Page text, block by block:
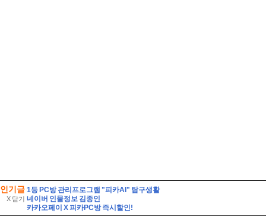
인기글
X 닫기
1등 PC방 관리프로그램 "피카AI" 탐구생활
네이버 인물정보 김종인
카카오페이 X 피카PC방 즉시할인!